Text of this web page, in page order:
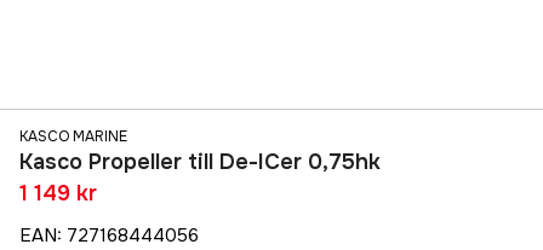
KASCO MARINE
Kasco Propeller till De-ICer 0,75hk
1 149 kr
EAN: 727168444056